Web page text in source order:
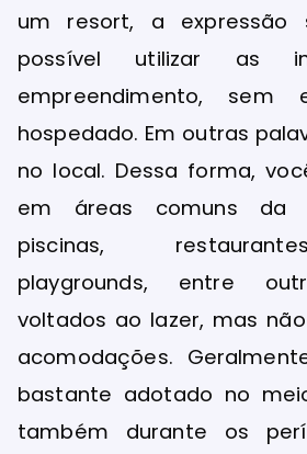
um resort, a expressão
possível utilizar as
empreendimento,
hospedado. Em outras
no local. Dessa forma,
em áreas comuns da
piscinas,
playgrounds, entre
voltados ao lazer, mas
acomodações.
bastante adotado no
também durante os